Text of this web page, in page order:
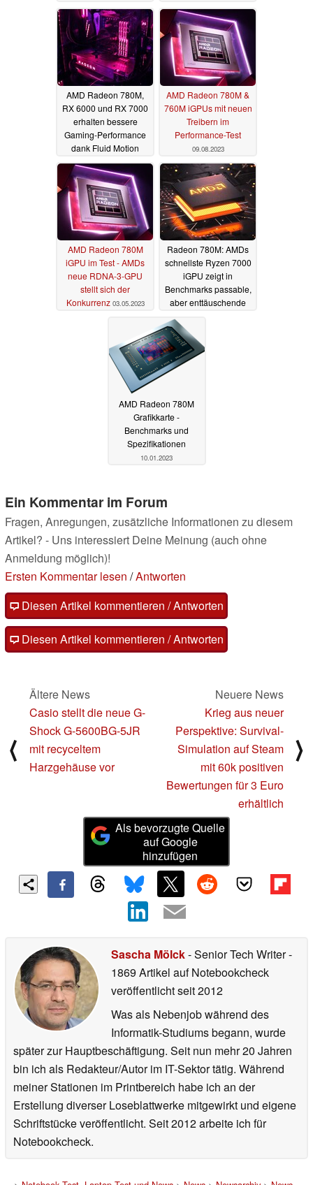
16 vor CES-Launch
16.12.2024
Leistung und GPU
11.02.2024
AMD Radeon 780M,
RX 6000 und RX 7000
erhalten bessere
Gaming-Performance
dank Fluid Motion
Frame Generation
11.01.2024
AMD Radeon 780M &
760M iGPUs mit neuen
Treibern im
Performance-Test
09.08.2023
AMD Radeon 780M
iGPU im Test - AMDs
neue RDNA-3-GPU
stellt sich der
Konkurrenz 03.05.2023
Radeon 780M: AMDs
schnellste Ryzen 7000
iGPU zeigt in
Benchmarks passable,
aber enttäuschende
AMD Radeon 780M
Grafikkarte -
Benchmarks und
Spezifikationen
10.01.2023
Ein Kommentar im Forum
Fragen, Anregungen, zusätzliche Informationen zu diesem
Artikel? - Uns interessiert Deine Meinung (auch ohne
Anmeldung möglich)!
Ersten Kommentar lesen /Antworten
Diesen Artikel kommentieren / Antworten
Diesen Artikel kommentieren / Antworten
⟨
Ältere News
Casio stellt die neue G-
Shock G-5600BG-5JR
mit recyceltem
Harzgehäuse vor
Neuere News
Krieg aus neuer
Perspektive: Survival-
Simulation auf Steam
mit 60k positiven
Bewertungen für 3 Euro
erhältlich
⟩
Als bevorzugte Quelle
auf Google
hinzufügen
Sascha Mölck- Senior Tech Writer-
1869 Artikel auf Notebookcheck
veröffentlichtseit 2012
Was als Nebenjob während des
Informatik-Studiums begann, wurde
später zur Hauptbeschäftigung. Seit nun mehr 20 Jahren
bin ich als Redakteur/Autor im IT-Sektor tätig. Während
meiner Stationen im Printbereich habe ich an der
Erstellung diverser Loseblattwerke mitgewirkt und eigene
Schriftstücke veröffentlicht. Seit 2012 arbeite ich für
Notebookcheck.